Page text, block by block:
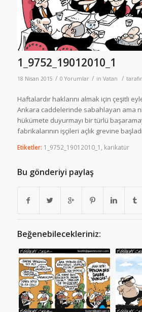
1_9752_19012010_1
18 Nisan 2015 / 0 Yorumlar / in Vatan /
Haftalardır haklarını almak için çeşitli
Ankara caddelerinde sabahlayan ama
hükümete duyurmayı bir türlü
fabrikalarının işçileri açlık grevine
Etiketler: 1_9752_19012010_1 karikatür
Bu gönderiyi paylaş
Beğenebilecekleriniz: